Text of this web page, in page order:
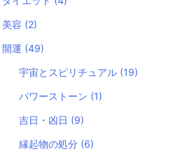
美容 (2)
開運 (49)
宇宙とスピリチュアル (19)
パワーストーン (1)
吉日・凶日 (9)
縁起物の処分 (6)